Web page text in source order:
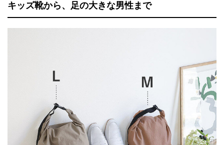
キッズ靴から、足の大きな男性まで